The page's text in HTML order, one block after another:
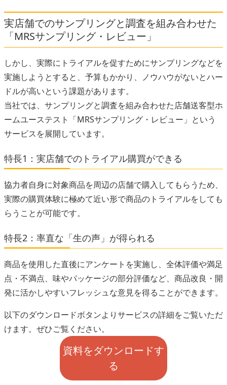
実店舗でのサンプリングと調査を組み合わせた
「MRSサンプリング・レビュー」
しかし、実際にトライアルを促すためにサンプリングなどを
実施しようとすると、予算もかかり、ノウハウがないとハー
ドルが高いという課題があります。
当社では、サンプリングと調査を組み合わせた店舗送客型ホ
ームユーステスト「MRSサンプリング・レビュー」という
サービスを展開しています。
特長1：実店舗でのトライアル購買ができる
協力者自身に対象商品を周辺の店舗で購入してもらうため、
実際の購買体験に極めて近い形で商品のトライアルをしても
らうことが可能です。
特長2：率直な「生の声」が得られる
商品を使用した直後にアンケートを実施し、全体評価や満足
点・不満点、味やパッケージの部分評価など、商品改良・開
発に活かしやすいフレッシュな意見を得ることができます。
以下のダウンロードボタンよりサービスの詳細をご覧いただ
けます。ぜひご覧ください。
資料をダウンロードす
る